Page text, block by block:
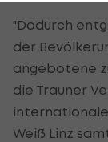
"Dadurch
der
angebotene
die Trauner
Weiß Linz